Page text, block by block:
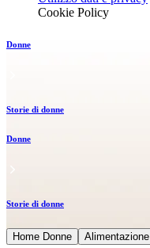
Cookie Policy
Donne
Storie di donne
Donne
Storie di donne
Home Donne Alimentazione